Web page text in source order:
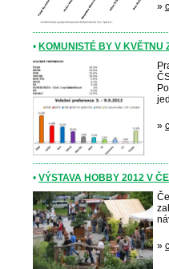
»
• KOMUNISTÉ BY V
»
• VÝSTAVA HOBBY 2012 V
»